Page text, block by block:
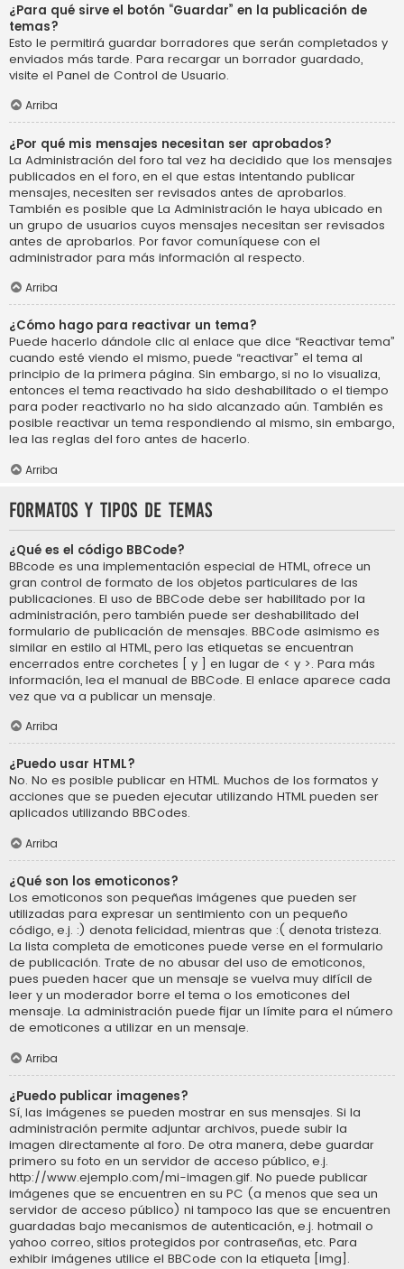
¿Para qué sirve el botón “Guardar” en la publicación de
temas?
Esto le permitirá guardar borradores que serán completados y
enviados más tarde. Para recargar un borrador guardado,
visite el Panel de Control de Usuario.
Arriba
¿Por qué mis mensajes necesitan ser aprobados?
La Administración del foro tal vez ha decidido que los mensajes
publicados en el foro, en el que estas intentando publicar
mensajes, necesiten ser revisados antes de aprobarlos.
También es posible que La Administración le haya ubicado en
un grupo de usuarios cuyos mensajes necesitan ser revisados
antes de aprobarlos. Por favor comuníquese con el
administrador para más información al respecto.
Arriba
¿Cómo hago para reactivar un tema?
Puede hacerlo dándole clic al enlace que dice “Reactivar tema”
cuando esté viendo el mismo, puede “reactivar” el tema al
principio de la primera página. Sin embargo, si no lo visualiza,
entonces el tema reactivado ha sido deshabilitado o el tiempo
para poder reactivarlo no ha sido alcanzado aún. También es
posible reactivar un tema respondiendo al mismo, sin embargo,
lea las reglas del foro antes de hacerlo.
Arriba
Formatos y tipos de temas
¿Qué es el código BBCode?
BBcode es una implementación especial de HTML, ofrece un
gran control de formato de los objetos particulares de las
publicaciones. El uso de BBCode debe ser habilitado por la
administración, pero también puede ser deshabilitado del
formulario de publicación de mensajes. BBCode asimismo es
similar en estilo al HTML, pero las etiquetas se encuentran
encerrados entre corchetes [ y ] en lugar de < y >. Para más
información, lea el manual de BBCode. El enlace aparece cada
vez que va a publicar un mensaje.
Arriba
¿Puedo usar HTML?
No. No es posible publicar en HTML. Muchos de los formatos y
acciones que se pueden ejecutar utilizando HTML pueden ser
aplicados utilizando BBCodes.
Arriba
¿Qué son los emoticonos?
Los emoticonos son pequeñas imágenes que pueden ser
utilizadas para expresar un sentimiento con un pequeño
código, e.j. :) denota felicidad, mientras que :( denota tristeza.
La lista completa de emoticones puede verse en el formulario
de publicación. Trate de no abusar del uso de emoticonos,
pues pueden hacer que un mensaje se vuelva muy difícil de
leer y un moderador borre el tema o los emoticones del
mensaje. La administración puede fijar un límite para el número
de emoticones a utilizar en un mensaje.
Arriba
¿Puedo publicar imagenes?
Sí, las imágenes se pueden mostrar en sus mensajes. Si la
administración permite adjuntar archivos, puede subir la
imagen directamente al foro. De otra manera, debe guardar
primero su foto en un servidor de acceso público, e.j.
http://www.ejemplo.com/mi-imagen.gif. No puede publicar
imágenes que se encuentren en su PC (a menos que sea un
servidor de acceso público) ni tampoco las que se encuentren
guardadas bajo mecanismos de autenticación, e.j. hotmail o
yahoo correo, sitios protegidos por contraseñas, etc. Para
exhibir imágenes utilice el BBCode con la etiqueta [img].